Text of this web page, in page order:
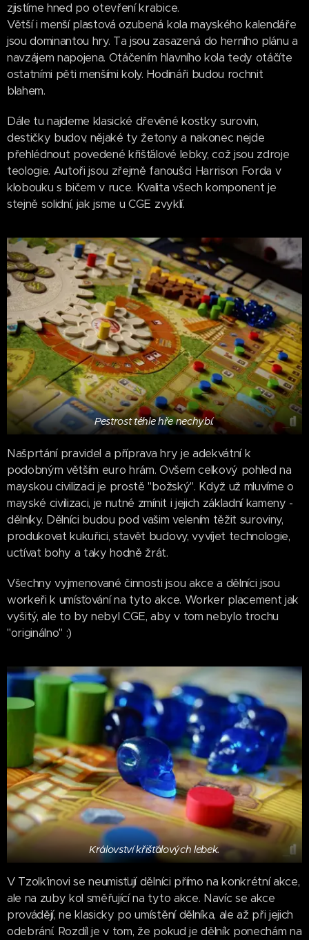
zjistíme hned po otevření krabice.
Větší i menší plastová ozubená kola mayského kalendáře
jsou dominantou hry. Ta jsou zasazená do herního plánu a
navzájem napojena. Otáčením hlavního kola tedy otáčíte
ostatními pěti menšími koly. Hodináři budou rochnit
blahem.
Dále tu najdeme klasické dřevěné kostky surovin,
destičky budov, nějaké ty žetony a nakonec nejde
přehlédnout povedené křišťálové lebky, což jsou zdroje
teologie. Autoři jsou zřejmě fanoušci Harrison Forda v
klobouku s bičem v ruce. Kvalita všech komponent je
stejně solidní, jak jsme u CGE zvyklí.
Pestrost téhle hře nechybí.
Našprtání pravidel a příprava hry je adekvátní k
podobným větším euro hrám. Ovšem celkový pohled na
mayskou civilizaci je prostě "božský". Když už mluvíme o
mayské civilizaci, je nutné zmínit i jejich základní kameny -
dělníky. Dělníci budou pod vašim velením těžit suroviny,
produkovat kukuřici, stavět budovy, vyvíjet technologie,
uctívat bohy a taky hodně žrát.
Všechny vyjmenované činnosti jsou akce a dělníci jsou
workeři k umísťování na tyto akce. Worker placement jak
vyšitý, ale to by nebyl CGE, aby v tom nebylo trochu
"originálno" :)
Království křišťálových lebek.
V Tzolk'inovi se neumisťují dělníci přímo na konkrétní akce,
ale na zuby kol směřující na tyto akce. Navíc se akce
provádějí, ne klasicky po umístění dělníka, ale až při jejich
odebrání. Rozdíl je v tom, že pokud je dělník ponechám na